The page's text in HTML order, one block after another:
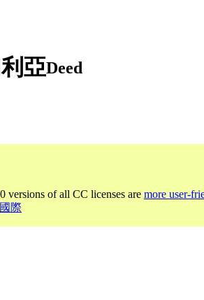
亞Deed
versions of all CC licenses are more user-
際